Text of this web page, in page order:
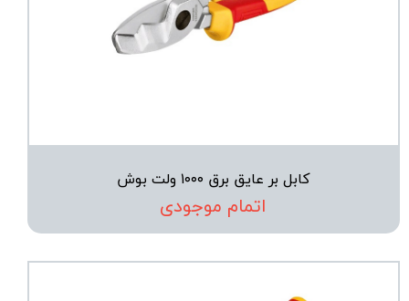
کابل بر عایق برق ۱۰۰۰ ولت بوش
اتمام موجودی